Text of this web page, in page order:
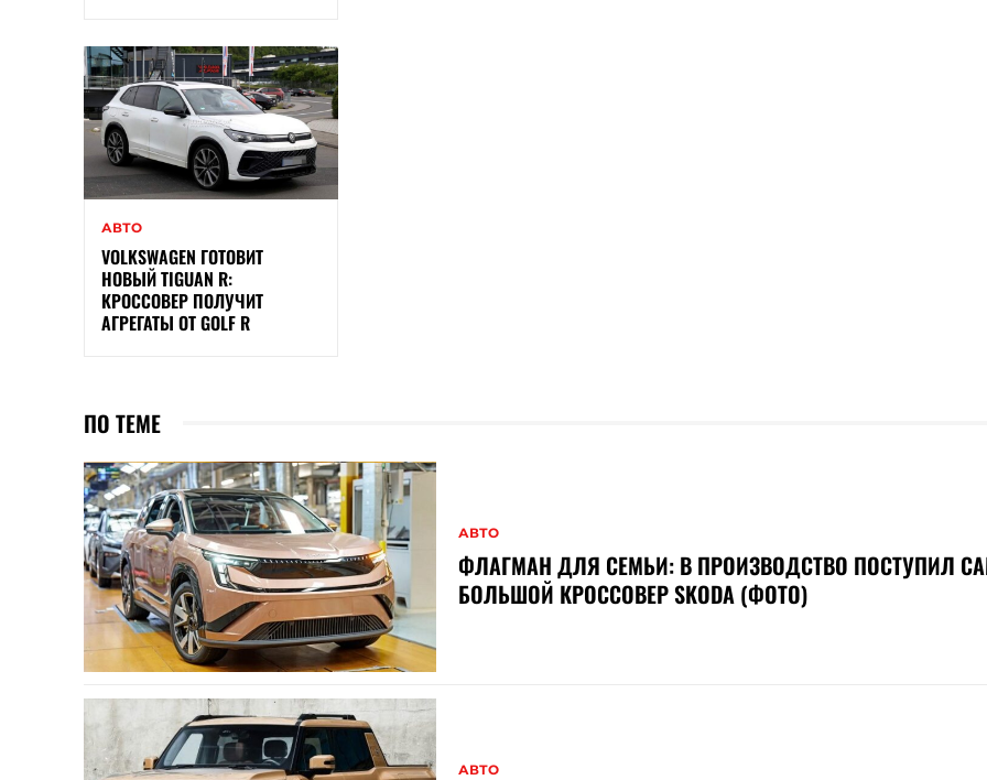
АВТО
VOLKSWAGEN ГОТОВИТ
НОВЫЙ TIGUAN R:
КРОССОВЕР ПОЛУЧИТ
АГРЕГАТЫ ОТ GOLF R
ПО ТЕМЕ
АВТО
ФЛАГМАН ДЛЯ СЕМЬИ: В ПРОИЗВОДСТВО ПОСТУПИЛ
БОЛЬШОЙ КРОССОВЕР SKODA (ФОТО)
АВТО